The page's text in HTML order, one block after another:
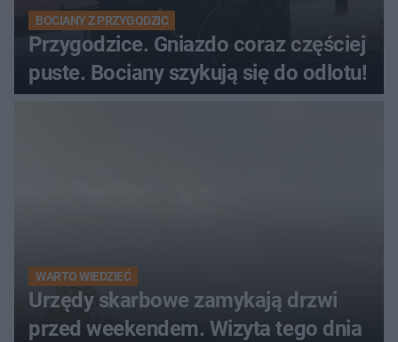
BOCIANY Z PRZYGODZIC
Przygodzice. Gniazdo coraz częściej
puste. Bociany szykują się do odlotu!
WARTO WIEDZIEĆ
Urzędy skarbowe zamykają drzwi
przed weekendem. Wizyta tego dnia